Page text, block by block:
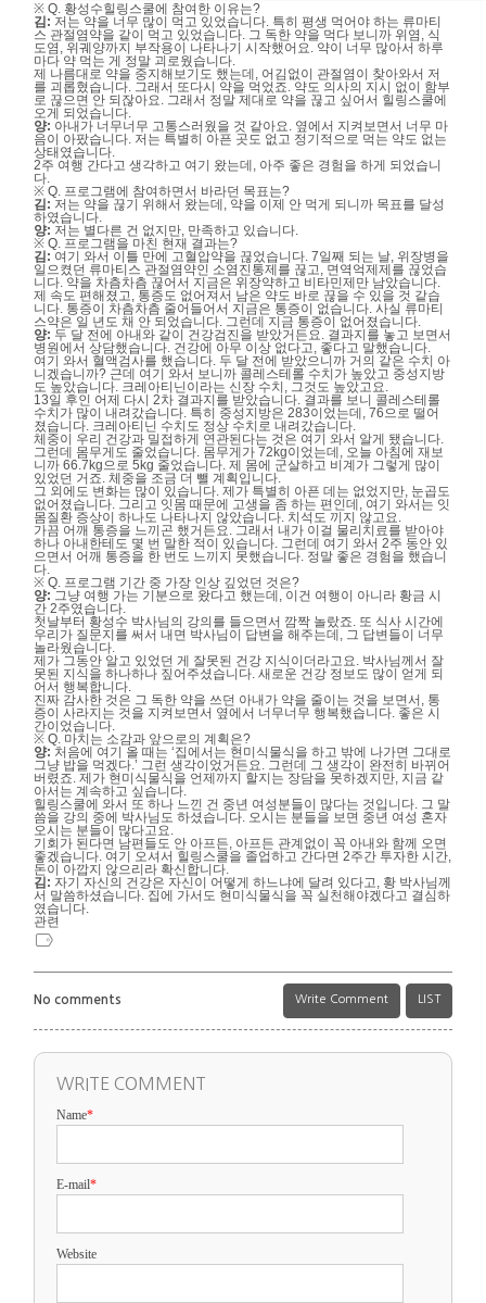
※ Q. 황성수힐링스쿨에 참여한 이유는?
김: 저는 약을 너무 많이 먹고 있었습니다. 특히 평생 먹어야 하는 류마티
스 관절염약을 같이 먹고 있었습니다. 그 독한 약을 먹다 보니까 위염, 식
도염, 위궤양까지 부작용이 나타나기 시작했어요. 약이 너무 많아서 하루
마다 약 먹는 게 정말 괴로웠습니다.
제 나름대로 약을 중지해보기도 했는데, 어김없이 관절염이 찾아와서 저
를 괴롭혔습니다. 그래서 또다시 약을 먹었죠. 약도 의사의 지시 없이 함부
로 끊으면 안 되잖아요. 그래서 정말 제대로 약을 끊고 싶어서 힐링스쿨에
오게 되었습니다.
양: 아내가 너무너무 고통스러웠을 것 같아요. 옆에서 지켜보면서 너무 마
음이 아팠습니다. 저는 특별히 아픈 곳도 없고 정기적으로 먹는 약도 없는
상태였습니다.
2주 여행 간다고 생각하고 여기 왔는데, 아주 좋은 경험을 하게 되었습니
다.
※ Q. 프로그램에 참여하면서 바라던 목표는?
김: 저는 약을 끊기 위해서 왔는데, 약을 이제 안 먹게 되니까 목표를 달성
하였습니다.
양: 저는 별다른 건 없지만, 만족하고 있습니다.
※ Q. 프로그램을 마친 현재 결과는?
김: 여기 와서 이틀 만에 고혈압약을 끊었습니다. 7일째 되는 날, 위장병을
일으켰던 류마티스 관절염약인 소염진통제를 끊고, 면역억제제를 끊었습
니다. 약을 차츰차츰 끊어서 지금은 위장약하고 비타민제만 남았습니다.
제 속도 편해졌고, 통증도 없어져서 남은 약도 바로 끊을 수 있을 것 같습
니다. 통증이 차츰차츰 줄어들어서 지금은 통증이 없습니다. 사실 류마티
스약은 일 년도 채 안 되었습니다. 그런데 지금 통증이 없어졌습니다.
양: 두 달 전에 아내와 같이 건강검진을 받았거든요. 결과지를 놓고 보면서
병원에서 상담했습니다. 건강에 아무 이상 없다고, 좋다고 말했습니다.
여기 와서 혈액검사를 했습니다. 두 달 전에 받았으니까 거의 같은 수치 아
니겠습니까? 근데 여기 와서 보니까 콜레스테롤 수치가 높았고 중성지방
도 높았습니다. 크레아티닌이라는 신장 수치, 그것도 높았고요.
13일 후인 어제 다시 2차 결과지를 받았습니다. 결과를 보니 콜레스테롤
수치가 많이 내려갔습니다. 특히 중성지방은 283이었는데, 76으로 떨어
졌습니다. 크레아티닌 수치도 정상 수치로 내려갔습니다.
체중이 우리 건강과 밀접하게 연관된다는 것은 여기 와서 알게 됐습니다.
그런데 몸무게도 줄었습니다. 몸무게가 72kg이었는데, 오늘 아침에 재보
니까 66.7kg으로 5kg 줄었습니다. 제 몸에 군살하고 비계가 그렇게 많이
있었던 거죠. 체중을 조금 더 뺄 계획입니다.
그 외에도 변화는 많이 있습니다. 제가 특별히 아픈 데는 없었지만, 눈곱도
없어졌습니다. 그리고 잇몸 때문에 고생을 좀 하는 편인데, 여기 와서는 잇
몸질환 증상이 하나도 나타나지 않았습니다. 치석도 끼지 않고요.
가끔 어깨 통증을 느끼곤 했거든요. 그래서 내가 이걸 물리치료를 받아야
하나 아내한테도 몇 번 말한 적이 있습니다. 그런데 여기 와서 2주 동안 있
으면서 어깨 통증을 한 번도 느끼지 못했습니다. 정말 좋은 경험을 했습니
다.
※ Q. 프로그램 기간 중 가장 인상 깊었던 것은?
양: 그냥 여행 가는 기분으로 왔다고 했는데, 이건 여행이 아니라 황금 시
간 2주였습니다.
첫날부터 황성수 박사님의 강의를 들으면서 깜짝 놀랐죠. 또 식사 시간에
우리가 질문지를 써서 내면 박사님이 답변을 해주는데, 그 답변들이 너무
놀라웠습니다.
제가 그동안 알고 있었던 게 잘못된 건강 지식이더라고요. 박사님께서 잘
못된 지식을 하나하나 짚어주셨습니다. 새로운 건강 정보도 많이 얻게 되
어서 행복합니다.
진짜 감사한 것은 그 독한 약을 쓰던 아내가 약을 줄이는 것을 보면서, 통
증이 사라지는 것을 지켜보면서 옆에서 너무너무 행복했습니다. 좋은 시
간이었습니다.
※ Q. 마치는 소감과 앞으로의 계획은?
양: 처음에 여기 올 때는 ‘집에서는 현미식물식을 하고 밖에 나가면 그대로
그냥 밥을 먹겠다.’ 그런 생각이었거든요. 그런데 그 생각이 완전히 바뀌어
버렸죠. 제가 현미식물식을 언제까지 할지는 장담을 못하겠지만, 지금 같
아서는 계속하고 싶습니다.
힐링스쿨에 와서 또 하나 느낀 건 중년 여성분들이 많다는 것입니다. 그 말
씀을 강의 중에 박사님도 하셨습니다. 오시는 분들을 보면 중년 여성 혼자
오시는 분들이 많다고요.
기회가 된다면 남편들도 안 아프든, 아프든 관계없이 꼭 아내와 함께 오면
좋겠습니다. 여기 오셔서 힐링스쿨을 졸업하고 간다면 2주간 투자한 시간,
돈이 아깝지 않으리라 확신합니다.
김: 자기 자신의 건강은 자신이 어떻게 하느냐에 달려 있다고, 황 박사님께
서 말씀하셨습니다. 집에 가서도 현미식물식을 꼭 실천해야겠다고 결심하
였습니다.
관련
No comments Write Comment LIST
WRITE COMMENT
Name*
E-mail*
Website